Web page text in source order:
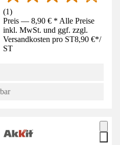
(1)
Preis — 8,90 € * Alle Preise
inkl. MwSt. und ggf. zzgl.
Versandkosten pro ST8,90 €*/
ST